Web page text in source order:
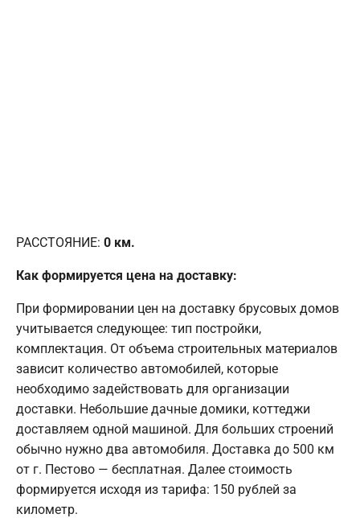
РАССТОЯНИЕ: 0 км.
Как формируется цена на доставку:
При формировании цен на доставку брусовых домов
учитывается следующее: тип постройки,
комплектация. От объема строительных материалов
зависит количество автомобилей, которые
необходимо задействовать для организации
доставки. Небольшие дачные домики, коттеджи
доставляем одной машиной. Для больших строений
обычно нужно два автомобиля. Доставка до 500 км
от г. Пестово — бесплатная. Далее стоимость
формируется исходя из тарифа: 150 рублей за
километр.